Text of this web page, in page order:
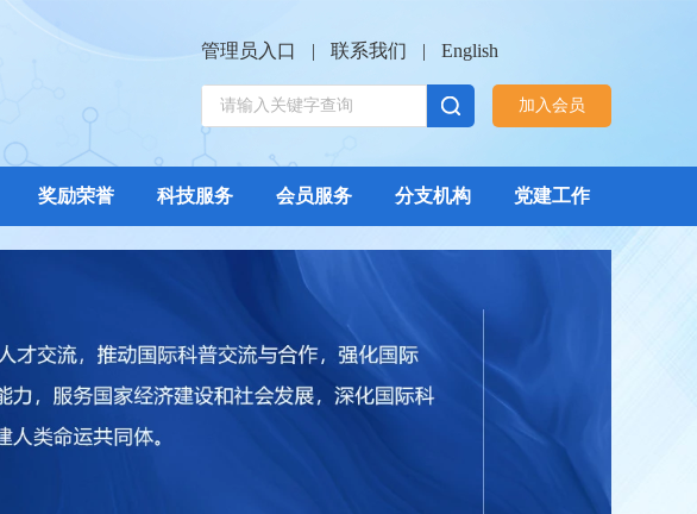
管理员入口 | 联系我们 | English
加入会员
奖励荣誉 科技服务 会员服务 分支机构 党建工作